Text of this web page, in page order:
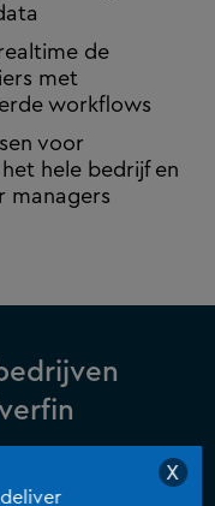
de
met
workflows
voor
hele bedrijf en
managers
waardoor
X